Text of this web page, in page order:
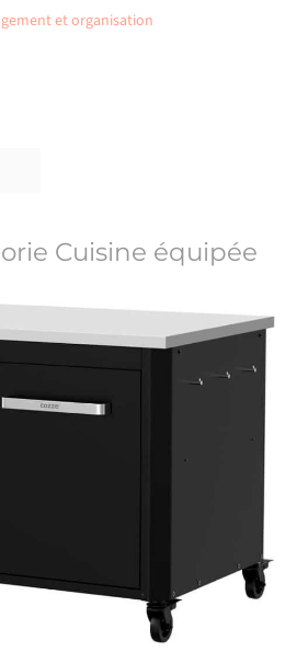
et organisation
Cuisine équipée